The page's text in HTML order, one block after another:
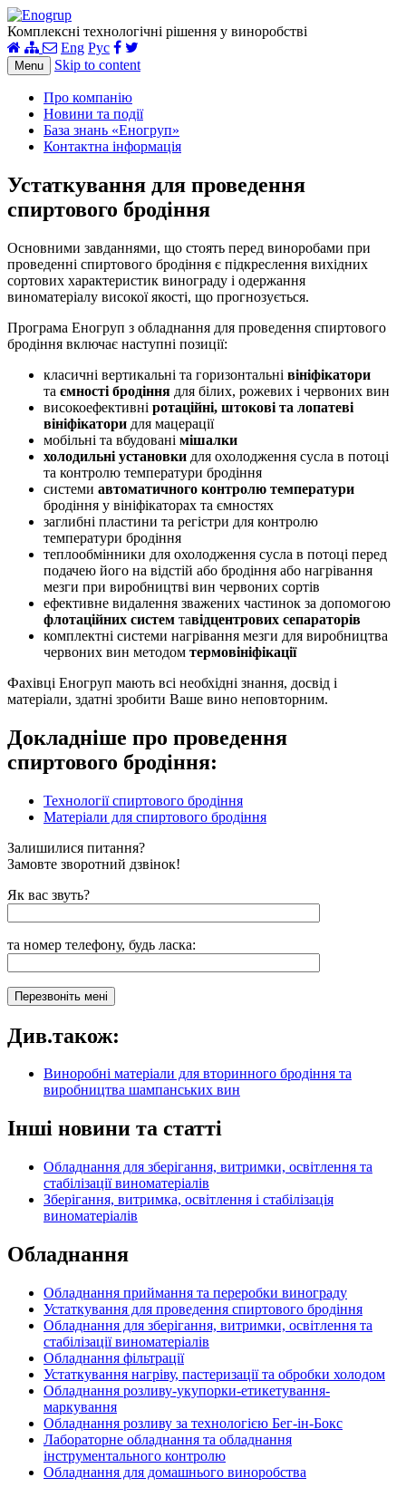
Комплексні технологічні рішення у виноробстві
Eng Рус
Menu Skip to content
Про компанію
Новини та події
База знань «Еногруп»
Контактна інформація
Устаткування для проведення
спиртового бродіння
Основними завданнями, що стоять перед виноробами при
проведенні спиртового бродіння є підкреслення вихідних
сортових характеристик винограду і одержання
виноматеріалу високої якості, що прогнозується.
Програма Еногруп з обладнання для проведення спиртового
бродіння включає наступні позиції:
класичні вертикальні та горизонтальні вініфікатори
та ємності бродіння для білих, рожевих і червоних вин
високоефективні ротаційні, штокові та лопатеві
вініфікатори для мацерації
мобільні та вбудовані мішалки
холодильні установки для охолодження сусла в потоці
та контролю температури бродіння
системи автоматичного контролю температури
бродіння у вініфікаторах та ємностях
заглибні пластини та регістри для контролю
температури бродіння
теплообмінники для охолодження сусла в потоці перед
подачею його на відстій або бродіння або нагрівання
мезги при виробництві вин червоних сортів
ефективне видалення зважених частинок за допомогою
флотаційних систем тавідцентрових сепараторів
комплектні системи нагрівання мезги для виробництва
червоних вин методом термовініфікації
Фахівці Еногруп мають всі необхідні знання, досвід і
матеріали, здатні зробити Ваше вино неповторним.
Докладніше про проведення
спиртового бродіння:
Технології спиртового бродіння
Матеріали для спиртового бродіння
Залишилися питання?
Замовте зворотний дзвінок!
Як вас звуть?
та номер телефону, будь ласка:
Див.також:
Виноробні матеріали для вторинного бродіння та
виробництва шампанських вин
Інші новини та статті
Обладнання для зберігання, витримки, освітлення та
стабілізації виноматеріалів
Зберігання, витримка, освітлення і стабілізація
виноматеріалів
Обладнання
Обладнання приймання та переробки винограду
Устаткування для проведення спиртового бродіння
Обладнання для зберігання, витримки, освітлення та
стабілізації виноматеріалів
Обладнання фільтрації
Устаткування нагріву, пастеризації та обробки холодом
Обладнання розливу-укупорки-етикетування-
маркування
Обладнання розливу за технологією Бег-ін-Бокс
Лабораторне обладнання та обладнання
інструментального контролю
Обладнання для домашнього виноробства